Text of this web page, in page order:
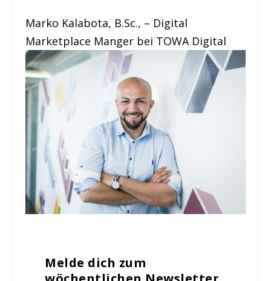
Marko Kalabota, B.Sc., – Digital
Marketplace Manger bei TOWA Digital
Melde dich zum